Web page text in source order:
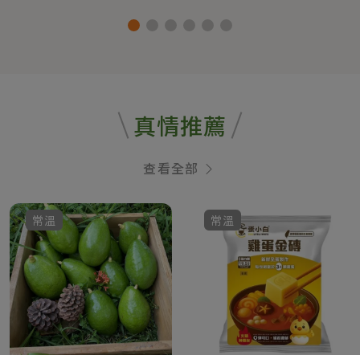
真情推薦
查看全部
常溫 常溫